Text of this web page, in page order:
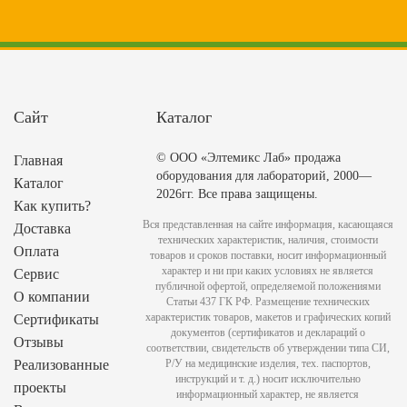
Сайт
Главная
Каталог
Как купить?
Доставка
Оплата
Сервис
О компании
Сертификаты
Отзывы
Реализованные
проекты
Каталог
© ООО «Элтемикс Лаб» продажа
оборудования для лабораторий, 2000—
2026гг. Все права защищены.
Вся представленная на сайте информация, касающаяся
технических характеристик, наличия, стоимости
товаров и сроков поставки, носит информационный
характер и ни при каких условиях не является
публичной офертой, определяемой положениями
Статьи 437 ГК РФ. Размещение технических
характеристик товаров, макетов и графических копий
документов (сертификатов и деклараций о
соответствии, свидетельств об утверждении типа СИ,
Р/У на медицинские изделия, тех. паспортов,
инструкций и т. д.) носит исключительно
информационный характер, не является